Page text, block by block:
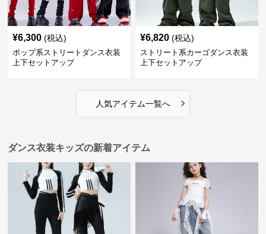
¥6,300 (税込)
ポップ系ストリートダンス衣装
上下セットアップ
¥6,820 (税込)
ストリート系カーゴダンス衣装
上下セットアップ
人気アイテム一覧へ ›
ダンス衣装キッズの新着アイテム